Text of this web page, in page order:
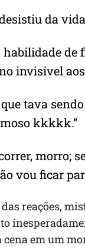
desistiu da
habilidade de
invisível aos
tava
kkkkk.”
morro;
vou ficar
reações,
em um